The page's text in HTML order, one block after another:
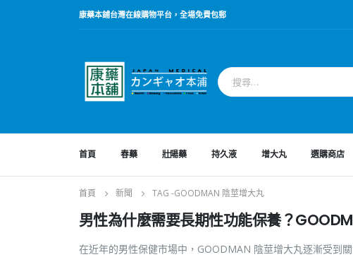
康藥本鋪台灣在線購物平台，全場免費包郵
首頁 春藥 壯陽藥 持久液 增大丸 選購商店
首頁 新聞 TAG -GOODMAN 陰莖增大丸
男性為什麼需要長期性功能保養？
在近年的男性保健市場中，GOODMAN 陰莖增大丸逐漸受到